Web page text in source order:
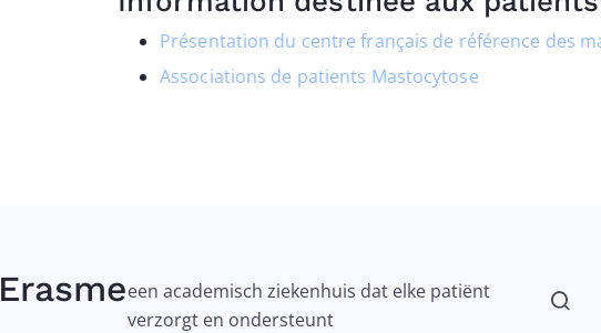
Présentation du centre français de référence des
Associations de patients Mastocytose
Erasmeeen academisch ziekenhuis dat elke patiënt
verzorgt en ondersteunt